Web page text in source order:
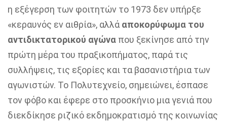
η εξέγερση των φοιτητών το 1973 δεν υπήρξε
«κεραυνός εν αιθρία», αλλά αποκορύφωμα του
αντιδικτατορικού αγώνα που ξεκίνησε από την
πρώτη μέρα του πραξικοπήματος, παρά τις
συλλήψεις, τις εξορίες και τα βασανιστήρια των
αγωνιστών. Το Πολυτεχνείο, σημειώνει, έσπασε
τον φόβο και έφερε στο προσκήνιο μια γενιά που
διεκδίκησε ριζικό εκδημοκρατισμό της κοινωνίας